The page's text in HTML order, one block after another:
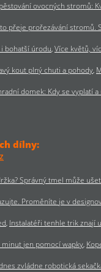
ovocných stromů:
přeje prořezávání stromů.
bohatší úrodu Více květů,
kout plný chuti a pohody
domek: Kdy se vyplatí
dílny:
Správný tmel může
Proměníte je v
Instalatéři tenhle trik znají
jen pomocí wapky
zvládne robotická